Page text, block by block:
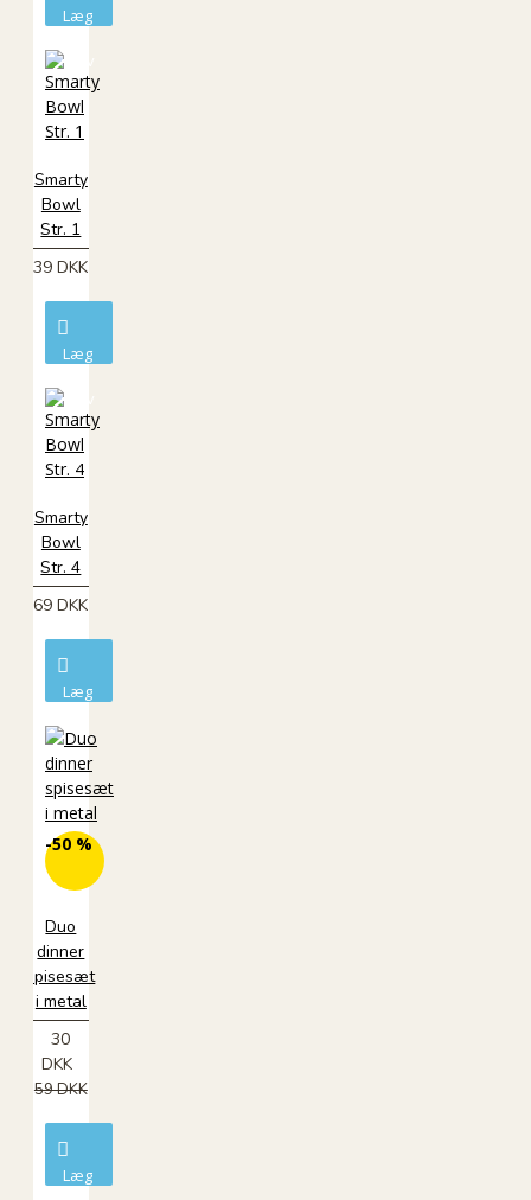
Læg
kurv
Smarty
Bowl
Str. 1
39 DKK
Læg
kurv
Smarty
Bowl
Str. 4
69 DKK
Læg
kurv
-50 %
Duo
dinner
spisesæt
i metal
30
DKK
59 DKK
Læg